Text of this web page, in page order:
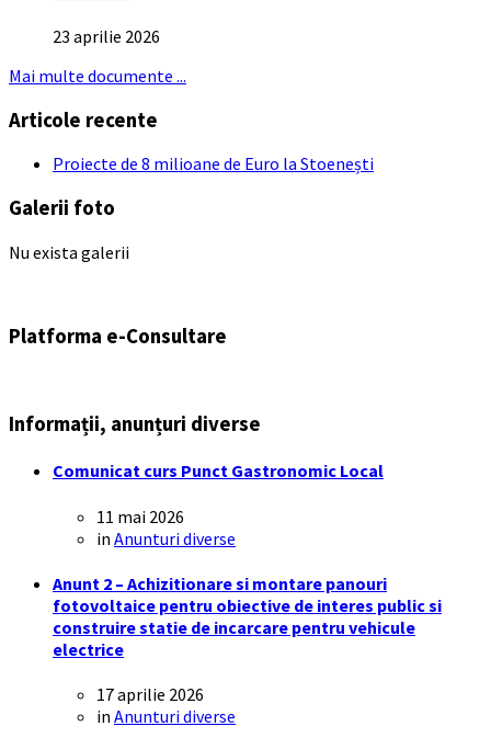
23 aprilie 2026
Mai multe documente ...
Articole recente
Proiecte de 8 milioane de Euro la Stoenești
Galerii foto
Nu exista galerii
Platforma e-Consultare
Informații, anunțuri diverse
Comunicat curs Punct Gastronomic Local
11 mai 2026
in Anunturi diverse
Anunt 2 – Achizitionare si montare panouri
fotovoltaice pentru obiective de interes public si
construire statie de incarcare pentru vehicule
electrice
17 aprilie 2026
in Anunturi diverse